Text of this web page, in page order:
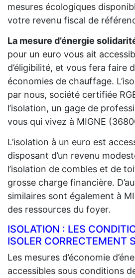
mesures écologiques
votre revenu fiscal de
La mesure d’énergie
pour un euro vous ait
d’éligibilité, et vous fera faire
économies de chauffage.
par nous, société certifiée
l’isolation, un gage de
vous qui vivez à MIGNE
L’isolation à un euro est
disposant d’un revenu
l’isolation de combles et de
grosse charge financière.
similaires sont également à
des ressources du foyer.
ISOLATION : LES
ISOLER CORRECTEMENT
Les mesures d’économie
accessibles sous conditions